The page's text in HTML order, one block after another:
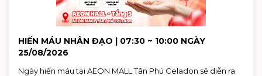
HIẾN MÁU NHÂN ĐẠO | 07:30 ~ 10:00 NGÀY
25/08/2026
Ngày hiến máu tại AEON MALL Tân Phú Celadon sẽ diễn ra